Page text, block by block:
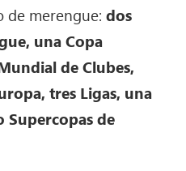
de merengue:dos
una Copa
de Clubes,
tres Ligas, una
Supercopas de